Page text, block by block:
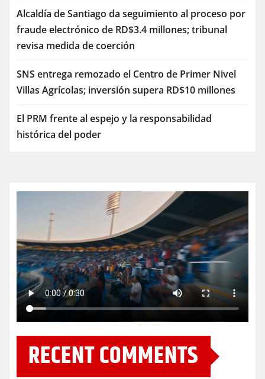
Alcaldía de Santiago da seguimiento al proceso por
fraude electrónico de RD$3.4 millones; tribunal
revisa medida de coerción
SNS entrega remozado el Centro de Primer Nivel
Villas Agrícolas; inversión supera RD$10 millones
El PRM frente al espejo y la responsabilidad
histórica del poder
RECENT COMMENTS